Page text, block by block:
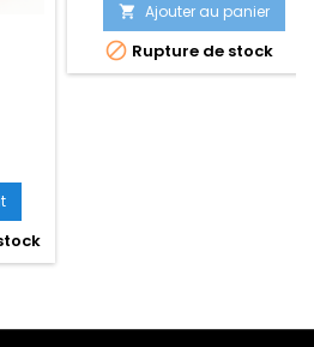
base
 Ajouter au panier
 Rupture de stock